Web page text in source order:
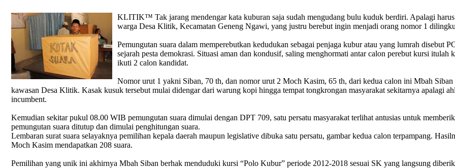
KLITIK™ Tak jarang mendengar kata kuburan saja sudah mengudang bulu kuduk berdiri. Apalagi
warga Desa Klitik, Kecamatan Geneng Ngawi, yang justru berebut ingin menjadi orang nomor 1
Pemungutan suara dalam memperebutkan kedudukan sebagai penjaga kubur atau yang lumrah
sejarah pesta demokrasi. Situasi aman dan kondusif, saling menghormati antar calon perebut kursi itulah
ikuti 2 calon kandidat.
Nomor urut 1 yakni Siban, 70 th, dan nomor urut 2 Moch Kasim, 65 th, dari kedua calon ini Mbah
kawasan Desa Klitik. Kasak kusuk tersebut mulai didengar dari warung kopi hingga tempat tongkrongan masyarakat sekitarnya apalagi
incumbent.
Kemudian sekitar pukul 08.00 WIB pemungutan suara dimulai dengan DPT 709, satu persatu masyarakat terlihat antusias untuk
pemungutan suara ditutup dan dimulai penghitungan suara.
Lembaran surat suara selayaknya pemilihan kepala daerah maupun legislative dibuka satu persatu, gambar kedua calon terpampang.
Moch Kasim mendapatkan 208 suara.
Pemilihan yang unik ini akhirnya Mbah Siban berhak menduduki kursi “Polo Kubur” periode 2012-2018 sesuai SK yang langsung